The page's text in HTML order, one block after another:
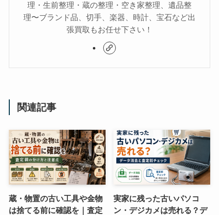
理・生前整理・蔵の整理・空き家整理、遺品整
理〜ブランド品、切手、楽器、時計、宝石など出
張買取もお任せ下さい！
関連記事
蔵・物置の古い工具や金物
は捨てる前に確認を｜査定
実家に残った古いパソコ
ン・デジカメは売れる？デ